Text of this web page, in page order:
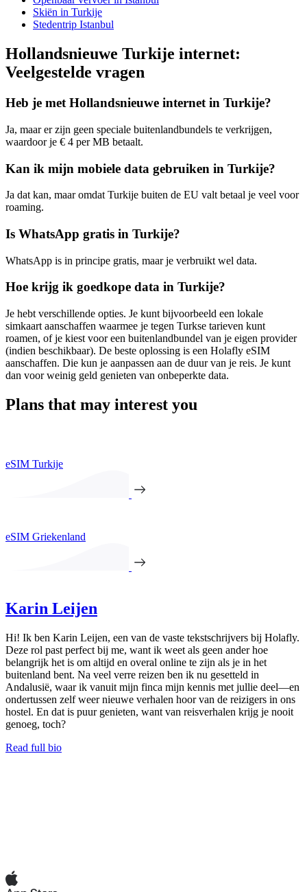
Skiën in Turkije
Stedentrip Istanbul
Hollandsnieuwe Turkije internet:
Veelgestelde vragen
Heb je met Hollandsnieuwe internet in Turkije?
Ja, maar er zijn geen speciale buitenlandbundels te verkrijgen,
waardoor je € 4 per MB betaalt.
Kan ik mijn mobiele data gebruiken in Turkije?
Ja dat kan, maar omdat Turkije buiten de EU valt betaal je veel voor
roaming.
Is WhatsApp gratis in Turkije?
WhatsApp is in principe gratis, maar je verbruikt wel data.
Hoe krijg ik goedkope data in Turkije?
Je hebt verschillende opties. Je kunt bijvoorbeeld een lokale
simkaart aanschaffen waarmee je tegen Turkse tarieven kunt
roamen, of je kiest voor een buitenlandbundel van je eigen provider
(indien beschikbaar). De beste oplossing is een Holafly eSIM
aanschaffen. Die kun je aanpassen aan de duur van je reis. Je kunt
dan voor weinig geld genieten van onbeperkte data.
Plans that may interest you
eSIM Turkije
eSIM Griekenland
Karin Leijen
Hi! Ik ben Karin Leijen, een van de vaste tekstschrijvers bij Holafly.
Deze rol past perfect bij me, want ik weet als geen ander hoe
belangrijk het is om altijd en overal online te zijn als je in het
buitenland bent. Na veel verre reizen ben ik nu gesetteld in
Andalusië, waar ik vanuit mijn finca mijn kennis met jullie deel—en
ondertussen zelf weer nieuwe verhalen hoor van de reizigers in ons
hostel. En dat is puur genieten, want van reisverhalen krijg je nooit
genoeg, toch?
Read full bio